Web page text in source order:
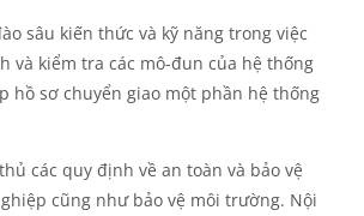
sâu kiến ​​thức và kỹ năng trong việc
và kiểm tra các mô-đun của hệ thống
hồ sơ chuyển giao một phần hệ thống
các quy định về an toàn và bảo vệ
cũng như bảo vệ môi trường. Nội